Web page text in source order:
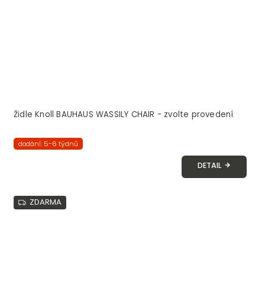
Židle Knoll BAUHAUS WASSILY CHAIR - zvolte provedení
dodání: 5-6 týdnů
DETAIL
ZDARMA